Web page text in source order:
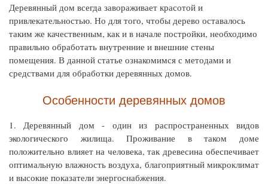
Деревянный дом всегда завораживает красотой и
привлекательностью. Но для того, чтобы дерево оставалось
таким же качественным, как и в начале постройки, необходимо
правильно обработать внутренние и внешние стены
помещения. В данной статье ознакомимся с методами и
средствами для обработки деревянных домов.
Особенности деревянных домов
1. Деревянный дом - один из распространенных видов
экологического жилища. Проживание в таком доме
положительно влияет на человека, так древесина обеспечивает
оптимальную влажность воздуха, благоприятный микроклимат
и высокие показатели энергоснабжения.